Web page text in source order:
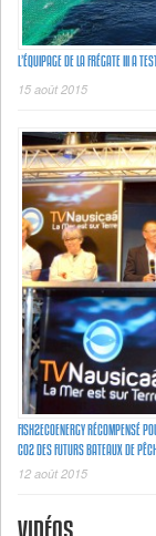
L’ÉQUIPAGE DE LA FRÉGATE III A
15 août 2015
FISH2ECOENERGY RÉCOMPENSÉ
C02 DES FUTURS BATEAUX DE
12 août 2015